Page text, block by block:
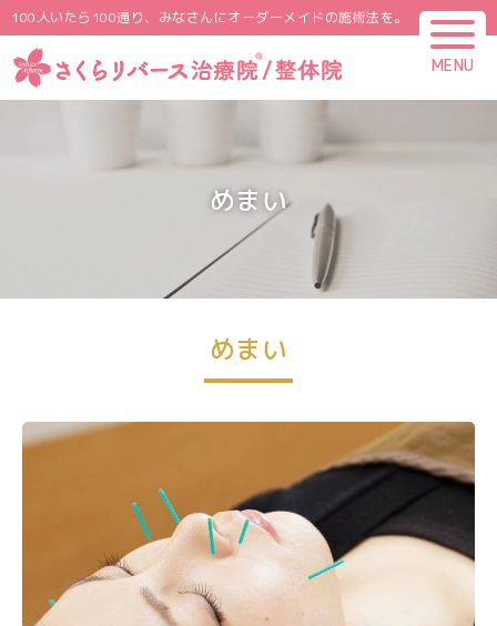
100人いたら100通り、みなさんにオーダーメイドの施術法を。
MENU
めまい
めまい